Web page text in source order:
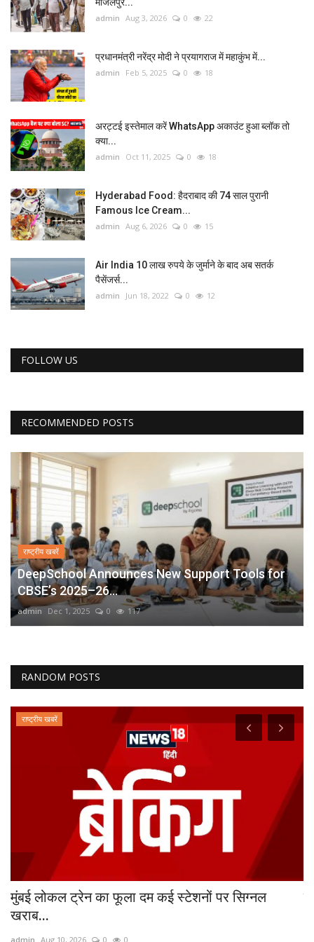
admin Aug 3, 2026 0 22
प्रधानमंत्री नरेंद्र मोदी ने प्रयागराज में महाकुंभ में...
admin Feb 5, 2025 0 18
अरट्टई इस्तेमाल करें WhatsApp अकाउंट हुआ ब्लॉक तो
क्या...
admin Oct 11, 2025 0 18
Hyderabad Food: हैदराबाद की 74 साल पुरानी
Famous Ice Cream...
admin Aug 6, 2026 0 15
Air India 10 लाख रुपये के जुर्माने के बाद अब सतर्क
पैसेंजर्स...
admin Jun 18, 2022 0 12
FOLLOW US
RECOMMENDED POSTS
राष्ट्रीय खबरें
DeepSchool Announces New Support Tools for
CBSE’s 2025–26...
admin Dec 1, 2025 0 117
RANDOM POSTS
राष्ट्रीय खबरें
मुंबई लोकल ट्रेन का फूला दम कई स्‍टेशनों पर सिग्‍नल
खराब...
admin Aug 10, 2026 0 0